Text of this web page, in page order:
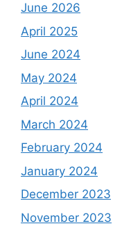
June 2026
April 2025
June 2024
May 2024
April 2024
March 2024
February 2024
January 2024
December 2023
November 2023